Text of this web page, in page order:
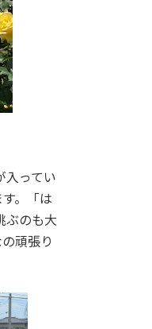
入ってい
。「は
ぶのも大
頑張り